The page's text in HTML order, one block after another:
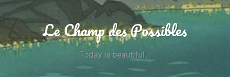
Le Champ des Possibles
Today is beautiful...